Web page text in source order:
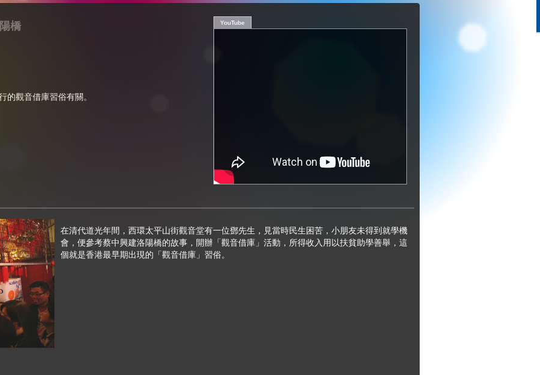
YouTube
橋
的觀音借庫習俗有關。
在清代道光年間，西環太平山街觀音堂有一位鄧先生，見當時民生困苦，小朋友未得到就學機
會，便參考蔡中興建洛陽橋的故事，開辦「觀音借庫」活動，所得收入用以扶貧助學善舉，這
個就是香港最早期出現的「觀音借庫」習俗。